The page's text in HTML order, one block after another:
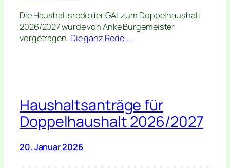
Die Haushaltsrede der GAL zum Doppelhaushalt
2026/2027 wurde von Anke Burgemeister
vorgetragen. Die ganz Rede ….
Haushaltsanträge für
Doppelhaushalt 2026/2027
20. Januar 2026